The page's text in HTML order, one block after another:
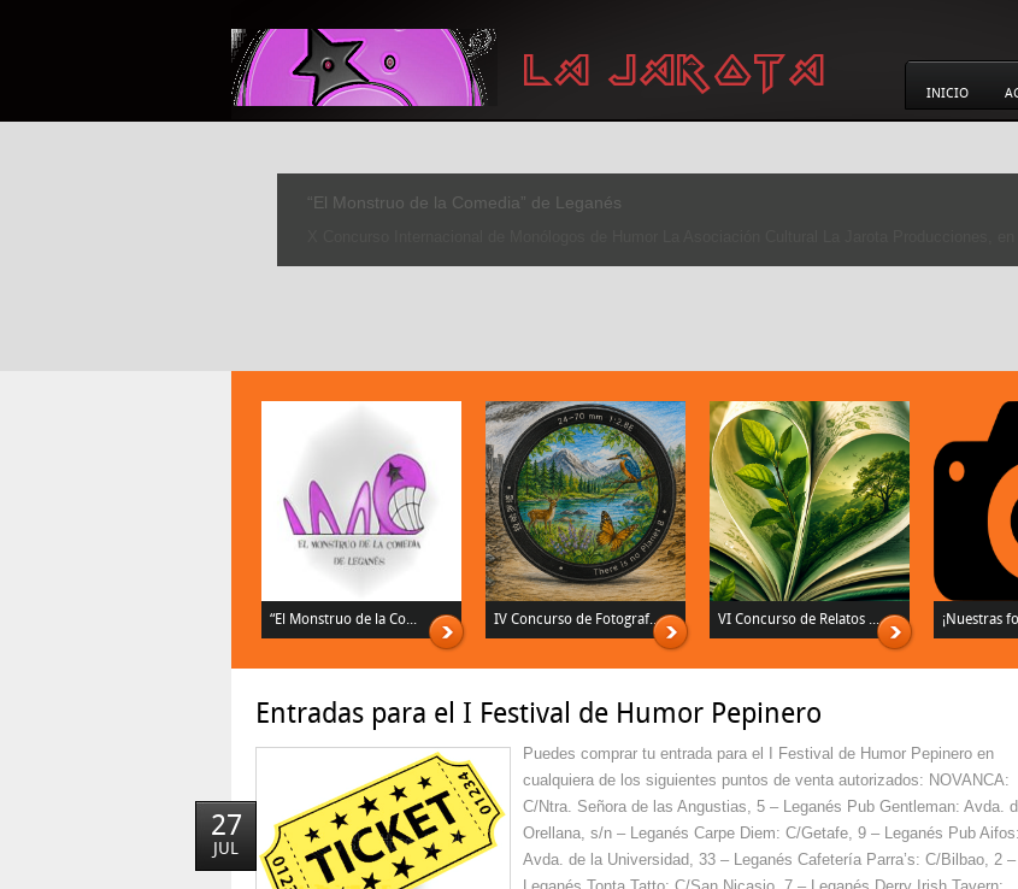
INICIO
IV Concurso de Fotografía ‘LEGA VERDE’
“El Monstruo de la Co... IV Concurso de Fotograf... VI Concurso de Relatos ... ¡Nuestras
Entradas para el I Festival de Humor Pepinero
27
JUL
Puedes comprar tu entrada para el I Festival de Humor Pepinero en
cualquiera de los siguientes puntos de venta autorizados: NOVANCA:
C/Ntra. Señora de las Angustias, 5 – Leganés Pub Gentleman: Avda.
Orellana, s/n – Leganés Carpe Diem: C/Getafe, 9 – Leganés Pub Aifos:
Avda. de la Universidad, 33 – Leganés Cafetería Parra’s: C/Bilbao, 2 –